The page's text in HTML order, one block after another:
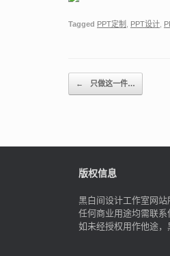
Tagged PPT定制 PPT设计
Post navigation
← 只做这一件…
版权信息
黑白间设计工作室网
任何商业用途均需联系
如未经授权用作他途